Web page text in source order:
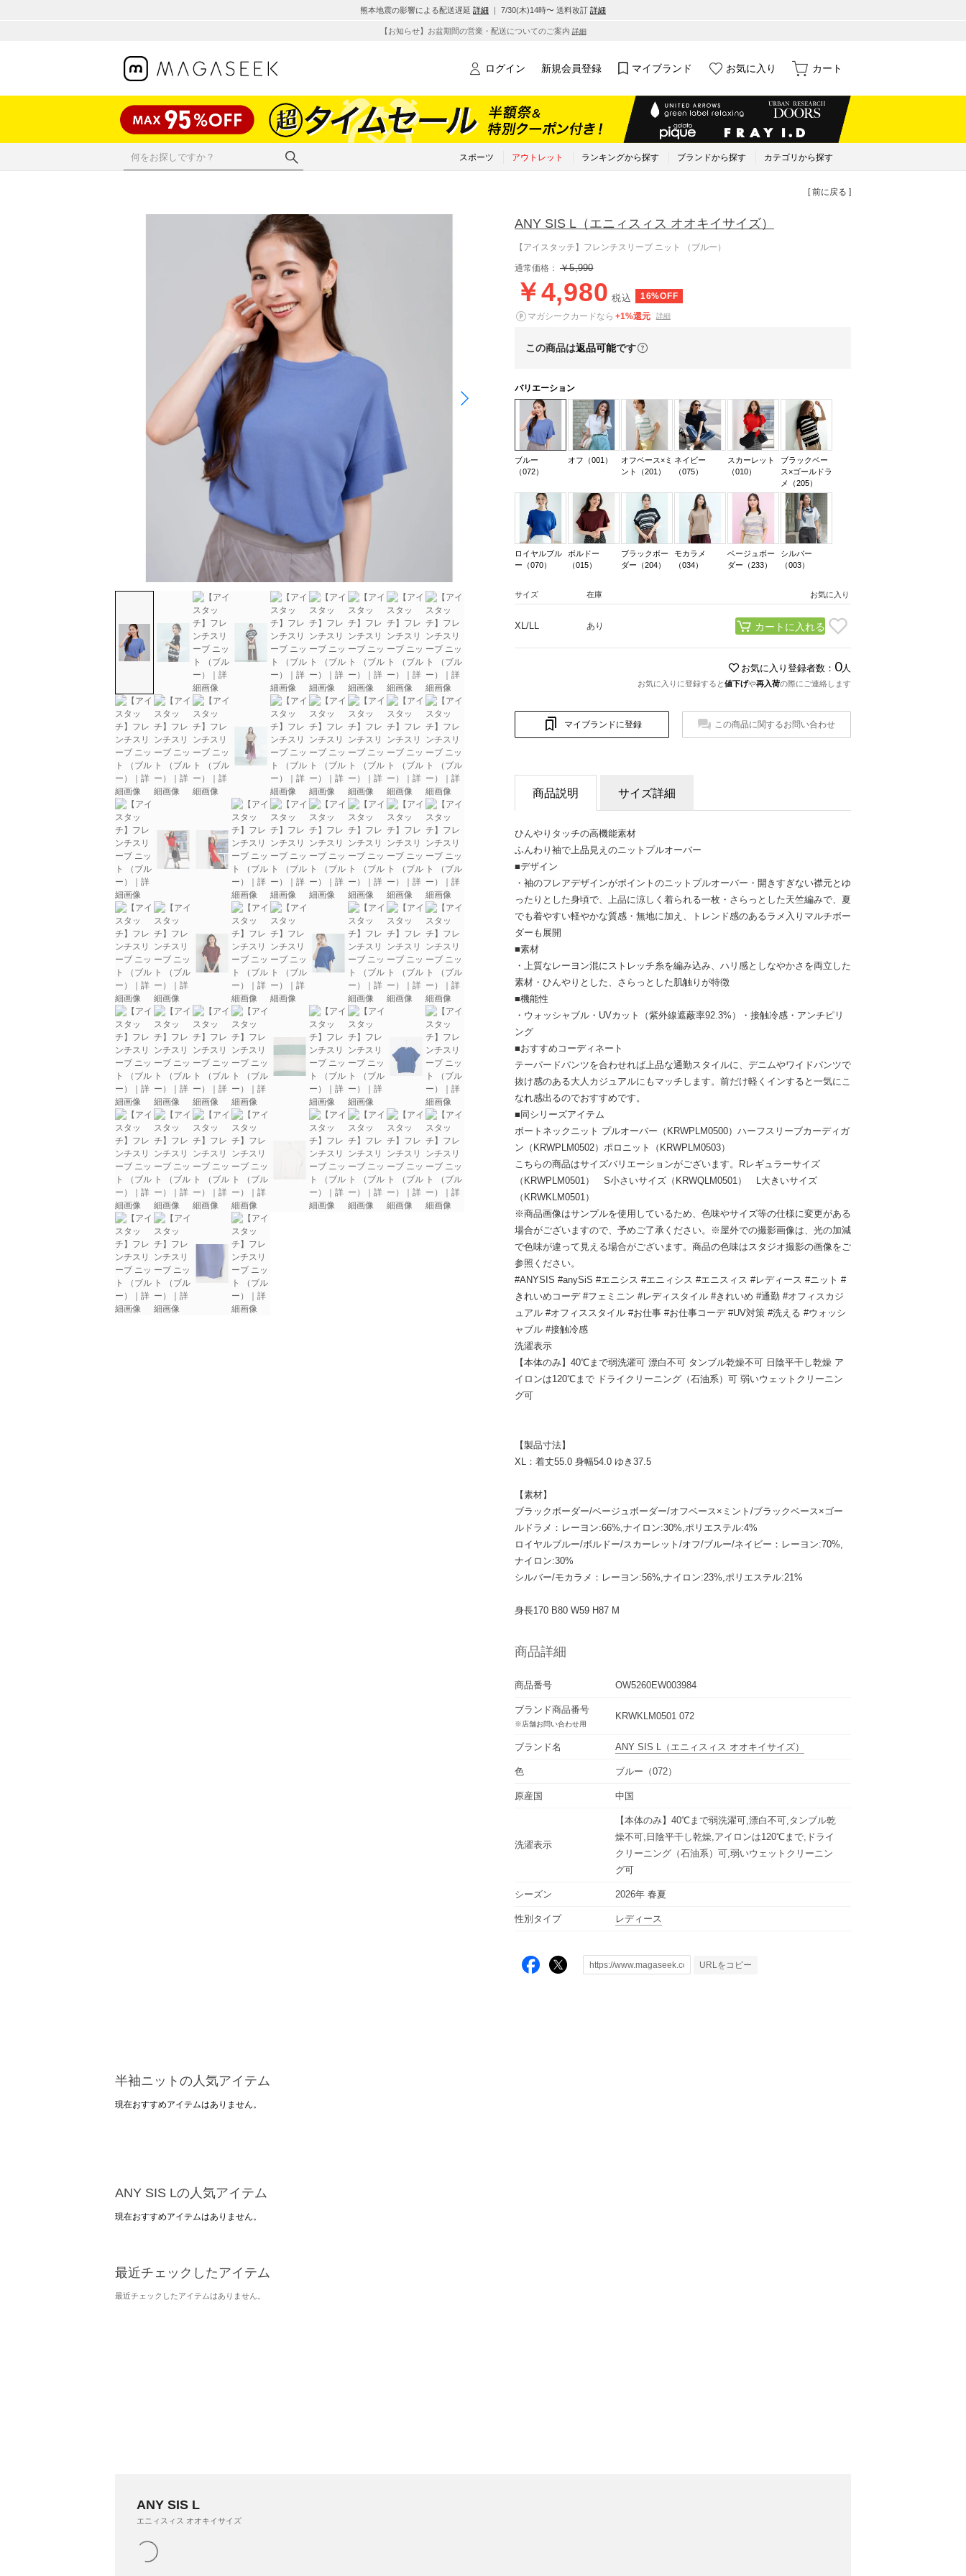
熊本地震の影響による配送遅延 詳細 ｜ 7/30(木)14時〜 送料改訂 詳細
【お知らせ】お盆期間の営業・配送についてのご案内 詳細
ログイン 新規会員登録 マイブランド お気に入り カート
スポーツ アウトレット ランキングから探す ブランドから探す カテゴリから探す
[ 前に戻る ]
ANY SIS L （エニィスィス オオキイサイズ）
【アイスタッチ】フレンチスリーブ ニット （ブルー）
通常価格： ￥5,990
￥4,980 税込
16%OFF
マガシークカードなら +1%還元 詳細
この商品は返品可能です
バリエーション
ブルー
（072）
オフ（001）
オフベース×ミ
ント（201）
ネイビー
（075）
スカーレット
（010）
ブラックベー
ス×ゴールドラ
メ（205）
ロイヤルブル
ー（070）
ボルドー
（015）
ブラックボー
ダー（204）
モカラメ
（034）
ベージュボー
ダー（233）
シルバー
（003）
サイズ 在庫 お気に入り
XL/LL あり カートに入れる
お気に入り登録者数： 0人
お気に入りに登録すると値下げや再入荷の際にご連絡します
マイブランドに登録 この商品に関するお問い合わせ
商品説明 サイズ詳細
ひんやりタッチの高機能素材
ふんわり袖で上品見えのニットプルオーバー
■デザイン
・袖のフレアデザインがポイントのニットプルオーバー・開きすぎない襟元とゆ
ったりとした身頃で、上品に涼しく着られる一枚・さらっとした天竺編みで、夏
でも着やすい軽やかな質感・無地に加え、トレンド感のあるラメ入りマルチボー
ダーも展開
■素材
・上質なレーヨン混にストレッチ糸を編み込み、ハリ感としなやかさを両立した
素材・ひんやりとした、さらっとした肌触りが特徴
■機能性
・ウォッシャブル・UVカット（紫外線遮蔽率92.3%）・接触冷感・アンチピリ
ング
■おすすめコーディネート
テーパードパンツを合わせれば上品な通勤スタイルに、デニムやワイドパンツで
抜け感のある大人カジュアルにもマッチします。前だけ軽くインすると一気にこ
なれ感出るのでおすすめです。
■同シリーズアイテム
ボートネックニット プルオーバー（KRWPLM0500）ハーフスリーブカーディガ
ン（KRWPLM0502）ポロニット（KRWPLM0503）
こちらの商品はサイズバリエーションがございます。Rレギュラーサイズ
（KRWPLM0501） S小さいサイズ（KRWQLM0501） L大きいサイズ
（KRWKLM0501）
※商品画像はサンプルを使用しているため、色味やサイズ等の仕様に変更がある
場合がございますので、予めご了承ください。※屋外での撮影画像は、光の加減
で色味が違って見える場合がございます。商品の色味はスタジオ撮影の画像をご
参照ください。
#ANYSIS #anySiS #エニシス #エニィシス #エニスィス #レディース #ニット #
きれいめコーデ #フェミニン #レディスタイル #きれいめ #通勤 #オフィスカジ
ュアル #オフィススタイル #お仕事 #お仕事コーデ #UV対策 #洗える #ウォッシ
ャブル #接触冷感
洗濯表示
【本体のみ】40℃まで弱洗濯可 漂白不可 タンブル乾燥不可 日陰平干し乾燥 ア
イロンは120℃まで ドライクリーニング（石油系）可 弱いウェットクリーニン
グ可
【製品寸法】
XL：着丈55.0 身幅54.0 ゆき37.5
【素材】
ブラックボーダー/ベージュボーダー/オフベース×ミント/ブラックベース×ゴー
ルドラメ：レーヨン:66%,ナイロン:30%,ポリエステル:4%
ロイヤルブルー/ボルドー/スカーレット/オフ/ブルー/ネイビー：レーヨン:70%,
ナイロン:30%
シルバー/モカラメ：レーヨン:56%,ナイロン:23%,ポリエステル:21%
身長170 B80 W59 H87 M
商品詳細
商品番号 OW5260EW003984
ブランド商品番号
※店舗お問い合わせ用
KRWKLM0501 072
ブランド名 ANY SIS L （エニィスィス オオキイサイズ）
色 ブルー（072）
原産国 中国
洗濯表示
【本体のみ】40℃まで弱洗濯可,漂白不可,タンブル乾
燥不可,日陰平干し乾燥,アイロンは120℃まで,ドライ
クリーニング（石油系）可,弱いウェットクリーニン
グ可
シーズン 2026年 春夏
性別タイプ レディース
URLをコピー
半袖ニットの人気アイテム
現在おすすめアイテムはありません。
ANY SIS Lの人気アイテム
現在おすすめアイテムはありません。
最近チェックしたアイテム
最近チェックしたアイテムはありません。
ANY SIS L
エニィスィス オオキイサイズ